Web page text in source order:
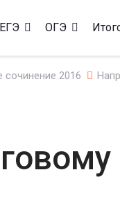
ЕГЭ ОГЭ
сочинение 2016